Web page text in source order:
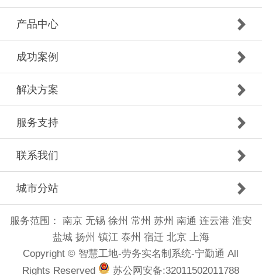
产品中心
成功案例
解决方案
服务支持
联系我们
城市分站
服务范围： 南京 无锡 徐州 常州 苏州 南通 连云港 淮安
盐城 扬州 镇江 泰州 宿迁 北京 上海
Copyright © 智慧工地-劳务实名制系统-宁勤通 All
Rights Reserved
苏公网安备:32011502011788